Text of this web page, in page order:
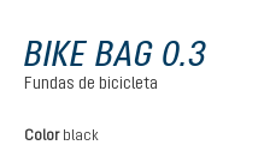
BIKE BAG 0.3
Fundas de bicicleta
Seleccione
Color black